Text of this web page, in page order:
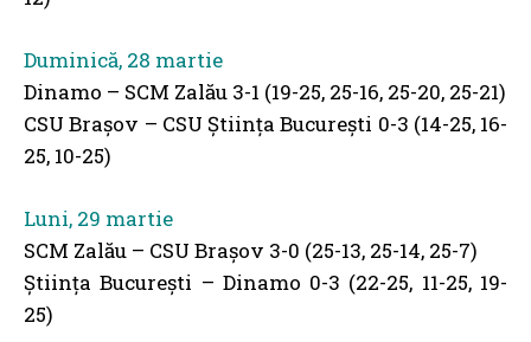
Duminică, 28 martie
Dinamo – SCM Zalău 3-1 (19-25, 25-16, 25-20, 25-21)
CSU Brașov – CSU Știința București 0-3 (14-25, 16-
25, 10-25)
Luni, 29 martie
SCM Zalău – CSU Brașov 3-0 (25-13, 25-14, 25-7)
Știința București – Dinamo 0-3 (22-25, 11-25, 19-
25)